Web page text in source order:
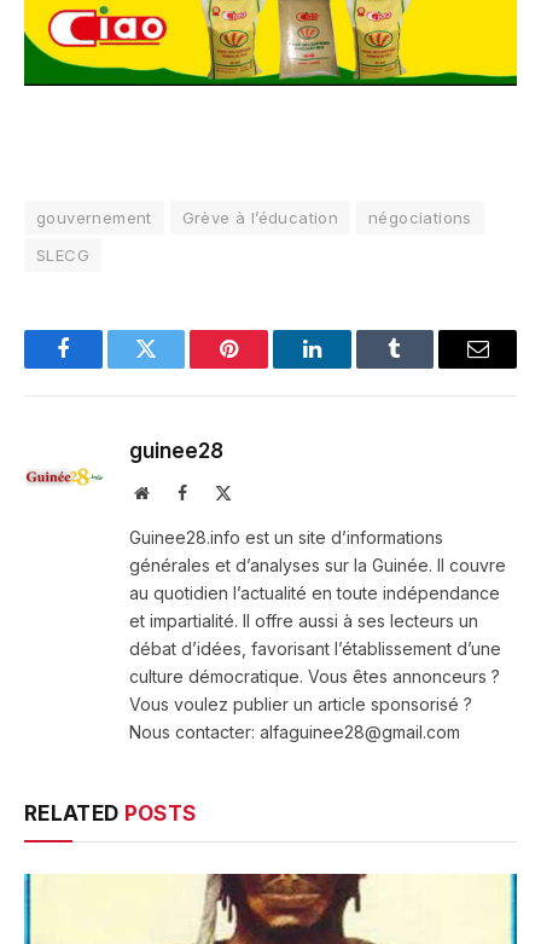
gouvernement Grève à l’éducation
négociations
SLECG
FacebookTwitter Pinterest LinkedInTumblr Email
guinee28
WebsiteFacebook
Guinee28.info est un site d’informations
générales et d’analyses sur la Guinée. Il couvre
au quotidien l’actualité en toute indépendance
et impartialité. Il offre aussi à ses lecteurs un
débat d’idées, favorisant l’établissement d’une
culture démocratique. Vous êtes annonceurs ?
Vous voulez publier un article sponsorisé ?
Nous contacter: alfaguinee28@gmail.com
RELATED POSTS